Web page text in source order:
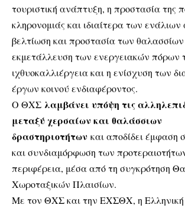
τουριστική ανάπτυξη, η προστασία της
κληρονομιάς και ιδιαίτερα των
βελτίωση και προστασία των
εκμετάλλευση των ενεργειακών πόρων
ιχθυοκαλλιέργεια και η ενίσχυση των
έργων κοινού ενδιαφέροντος.
Ο ΘΧΣ λαμβάνει υπόψη τις
μεταξύ χερσαίων και θαλάσσιων
δραστηριοτήτων και αποδίδει έμφαση
και συνδιαμόρφωση των
περιφέρεια, μέσα από τη συγκρότηση
Χωροταξικών Πλαισίων.
Με τον ΘΧΣ και την ΕΧΣΘΧ, η Ελληνική